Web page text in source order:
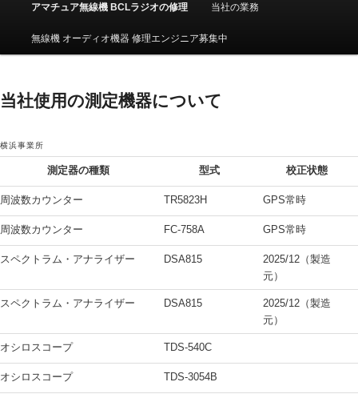
ュ
アマチュア無線機 BCLラジオの修理 当社の業務
無線機 オーディオ機器 修理エンジニア募集中
当社使用の測定機器について
横浜事業所
測定器の種類 型式 校正状態
周波数カウンター TR5823H GPS常時
周波数カウンター FC-758A GPS常時
スペクトラム・アナライザー DSA815
2025/12（製造
元）
スペクトラム・アナライザー DSA815
2025/12（製造
元）
オシロスコープ TDS-540C
オシロスコープ TDS-3054B